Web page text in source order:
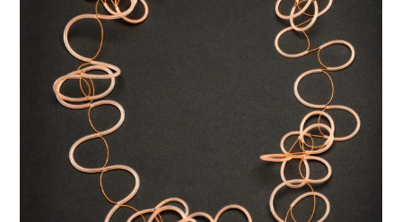
Necklace and Brooch
Materiál:
Nylon, Silikon, Syntetické